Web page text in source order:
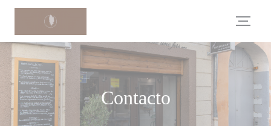
Personalización de sus opciones de cookies
Contacto